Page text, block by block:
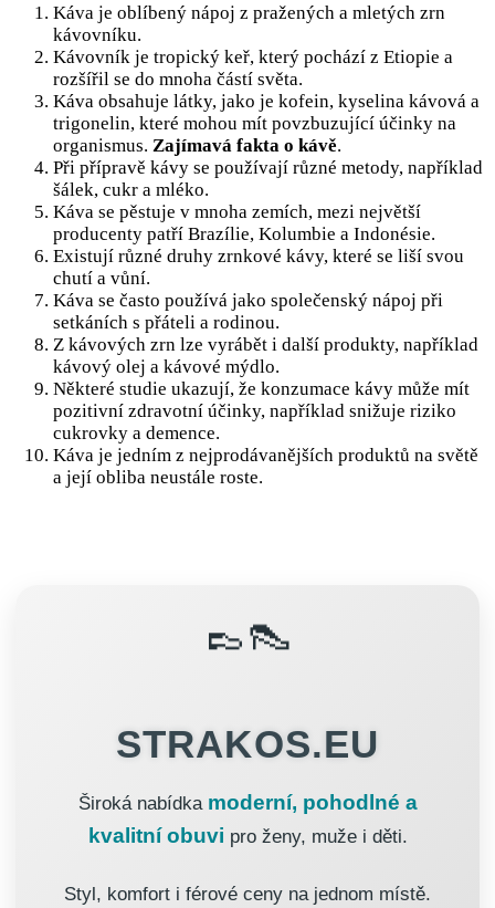
Káva je oblíbený nápoj z pražených a mletých zrn
kávovníku.
Kávovník je tropický keř, který pochází z Etiopie a
rozšířil se do mnoha částí světa.
Káva obsahuje látky, jako je kofein, kyselina kávová a
trigonelin, které mohou mít povzbuzující účinky na
organismus. Zajímavá fakta o kávě.
Při přípravě kávy se používají různé metody, například
šálek, cukr a mléko.
Káva se pěstuje v mnoha zemích, mezi největší
producenty patří Brazílie, Kolumbie a Indonésie.
Existují různé druhy zrnkové kávy, které se liší svou
chutí a vůní.
Káva se často používá jako společenský nápoj při
setkáních s přáteli a rodinou.
Z kávových zrn lze vyrábět i další produkty, například
kávový olej a kávové mýdlo.
Některé studie ukazují, že konzumace kávy může mít
pozitivní zdravotní účinky, například snižuje riziko
cukrovky a demence.
Káva je jedním z nejprodávanějších produktů na světě
a její obliba neustále roste.
👞👠
STRAKOS.EU
Široká nabídka moderní, pohodlné a
kvalitní obuvi pro ženy, muže i děti.
Styl, komfort i férové ceny na jednom místě.